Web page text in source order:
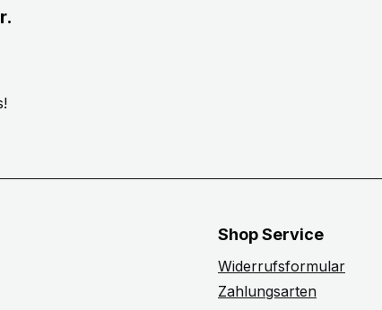
Shop Service
Widerrufsformular
Zahlungsarten